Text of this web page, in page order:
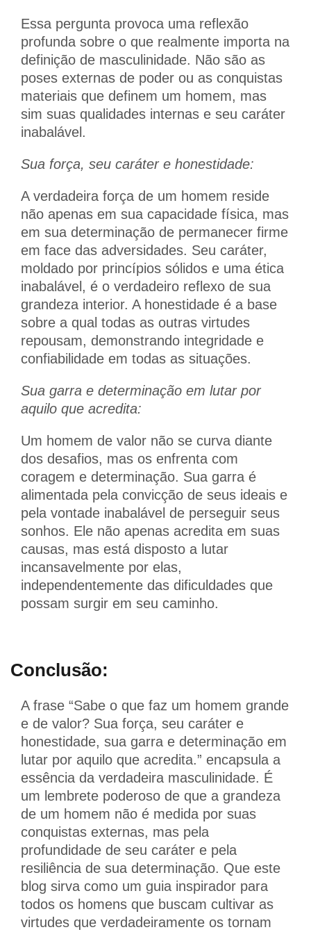
Essa pergunta provoca uma reflexão
profunda sobre o que realmente importa na
definição de masculinidade. Não são as
poses externas de poder ou as conquistas
materiais que definem um homem, mas
sim suas qualidades internas e seu caráter
inabalável.
Sua força, seu caráter e honestidade:
A verdadeira força de um homem reside
não apenas em sua capacidade física, mas
em sua determinação de permanecer firme
em face das adversidades. Seu caráter,
moldado por princípios sólidos e uma ética
inabalável, é o verdadeiro reflexo de sua
grandeza interior. A honestidade é a base
sobre a qual todas as outras virtudes
repousam, demonstrando integridade e
confiabilidade em todas as situações.
Sua garra e determinação em lutar por
aquilo que acredita:
Um homem de valor não se curva diante
dos desafios, mas os enfrenta com
coragem e determinação. Sua garra é
alimentada pela convicção de seus ideais e
pela vontade inabalável de perseguir seus
sonhos. Ele não apenas acredita em suas
causas, mas está disposto a lutar
incansavelmente por elas,
independentemente das dificuldades que
possam surgir em seu caminho.
Conclusão:
A frase “Sabe o que faz um homem grande
e de valor? Sua força, seu caráter e
honestidade, sua garra e determinação em
lutar por aquilo que acredita.” encapsula a
essência da verdadeira masculinidade. É
um lembrete poderoso de que a grandeza
de um homem não é medida por suas
conquistas externas, mas pela
profundidade de seu caráter e pela
resiliência de sua determinação. Que este
blog sirva como um guia inspirador para
todos os homens que buscam cultivar as
virtudes que verdadeiramente os tornam